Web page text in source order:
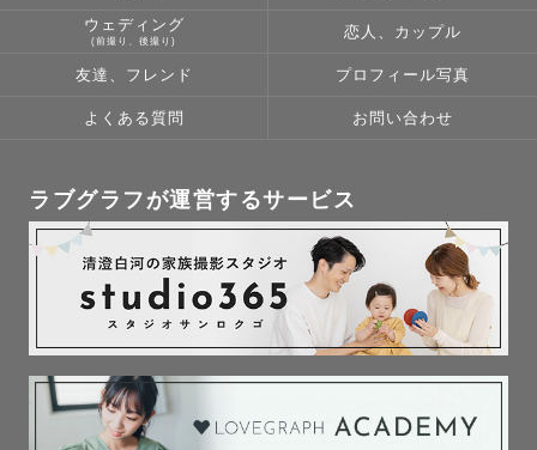
ウェディング
(前撮り、後撮り)
恋人、カップル
友達、フレンド プロフィール写真
よくある質問 お問い合わせ
ラブグラフが運営するサービス